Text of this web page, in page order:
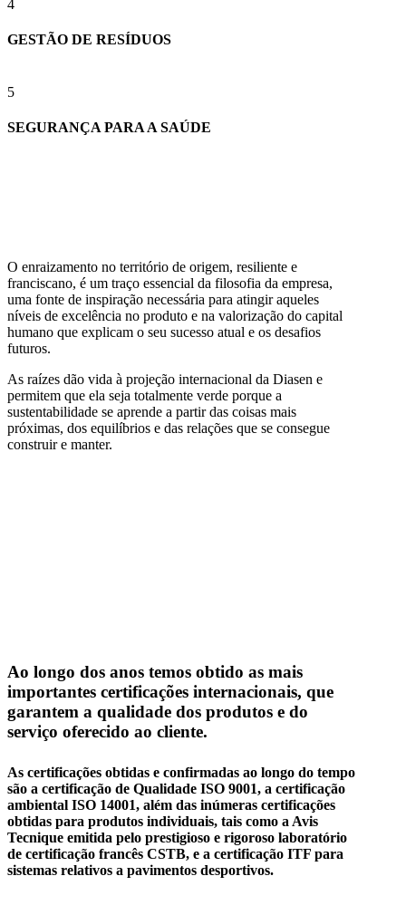
4
GESTÃO DE RESÍDUOS
5
SEGURANÇA PARA A SAÚDE
O enraizamento no território de origem, resiliente e
franciscano, é um traço essencial da filosofia da empresa,
uma fonte de inspiração necessária para atingir aqueles
níveis de excelência no produto e na valorização do capital
humano que explicam o seu sucesso atual e os desafios
futuros.
As raízes dão vida à projeção internacional da Diasen e
permitem que ela seja totalmente verde porque a
sustentabilidade se aprende a partir das coisas mais
próximas, dos equilíbrios e das relações que se consegue
construir e manter.
Ao longo dos anos temos obtido as mais
importantes certificações internacionais, que
garantem a qualidade dos produtos e do
serviço oferecido ao cliente.
As certificações obtidas e confirmadas ao longo do tempo
são a certificação de Qualidade ISO 9001, a certificação
ambiental ISO 14001, além das inúmeras certificações
obtidas para produtos individuais, tais como a Avis
Tecnique emitida pelo prestigioso e rigoroso laboratório
de certificação francês CSTB, e a certificação ITF para
sistemas relativos a pavimentos desportivos.